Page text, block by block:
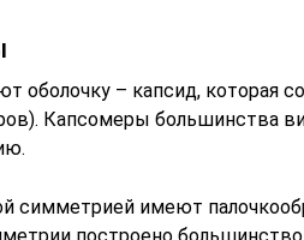
оболочку – капсид, которая
Капсомеры большинства
симметрией имеют